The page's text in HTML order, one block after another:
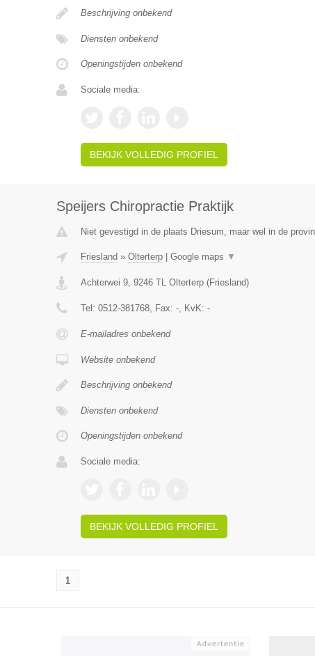
Beschrijving onbekend
Diensten onbekend
Openingstijden onbekend
Sociale media:
BEKIJK VOLLEDIG PROFIEL
Speijers Chiropractie Praktijk
Niet gevestigd in de plaats Driesum, maar wel in de
Friesland » Olterterp| Google maps ▼
Achterwei 9, 9246 TL Olterterp(Friesland)
Tel: 0512-381768, Fax: -, KvK: -
E-mailadres onbekend
Website onbekend
Beschrijving onbekend
Diensten onbekend
Openingstijden onbekend
Sociale media:
BEKIJK VOLLEDIG PROFIEL
1